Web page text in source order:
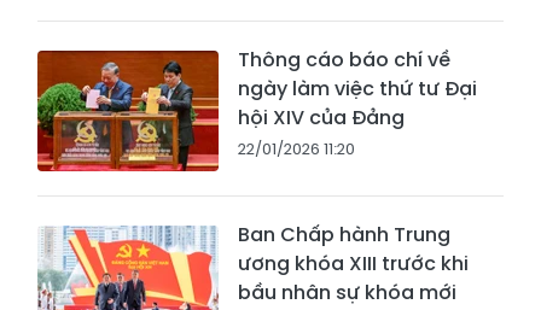
Thông cáo báo chí về
ngày làm việc thứ tư Đại
hội XIV của Đảng
22/01/2026 11:20
Ban Chấp hành Trung
ương khóa XIII trước khi
bầu nhân sự khóa mới